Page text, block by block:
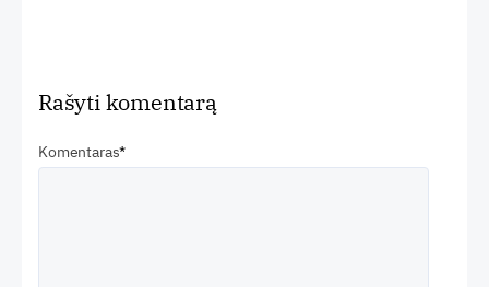
Rašyti komentarą
Komentaras